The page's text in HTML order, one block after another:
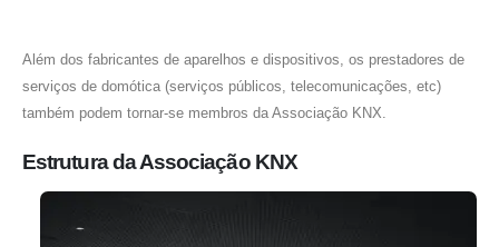
Além dos fabricantes de aparelhos e dispositivos, os prestadores de
serviços de domótica (serviços públicos, telecomunicações, etc)
também podem tornar-se membros da Associação KNX.
Estrutura da Associação KNX